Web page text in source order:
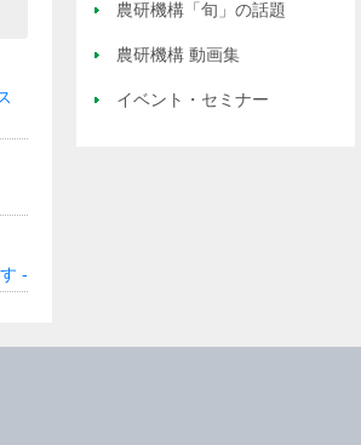
-
農研機構「旬」の話題
農研機構 動画集
イベント・セミナー